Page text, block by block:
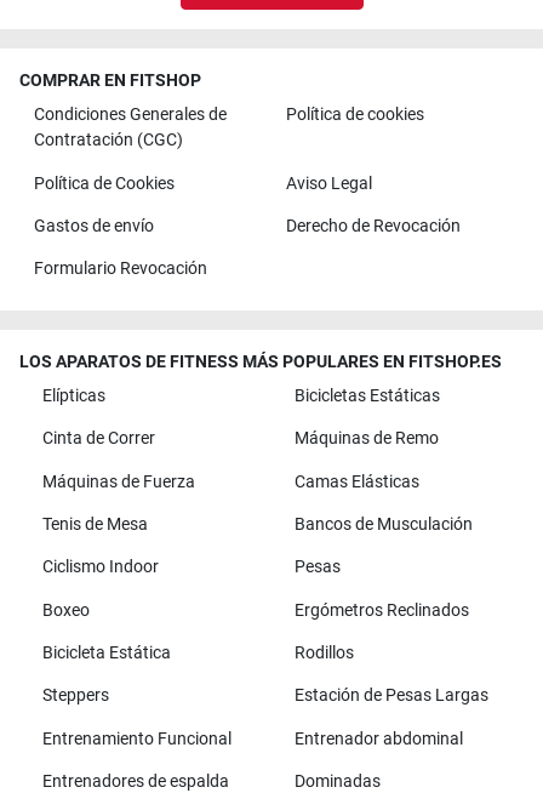
COMPRAR EN FITSHOP
Condiciones Generales de
Contratación (CGC)
Política de cookies
Política de Cookies Aviso Legal
Gastos de envío Derecho de Revocación
Formulario Revocación
LOS APARATOS DE FITNESS MÁS POPULARES EN FITSHOP.ES
Elípticas
Bicicletas Estáticas
Cinta de Correr Máquinas de Remo
Máquinas de Fuerza Camas Elásticas
Tenis de Mesa Bancos de Musculación
Ciclismo Indoor Pesas
Boxeo Ergómetros Reclinados
Bicicleta Estática Rodillos
Steppers Estación de Pesas Largas
Entrenamiento Funcional Entrenador abdominal
Entrenadores de espalda Dominadas